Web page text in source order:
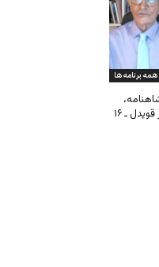
همه برنامه ها
هویت ایرانی و گفت‌وگو با مازیار قویدل ـ ۱۶